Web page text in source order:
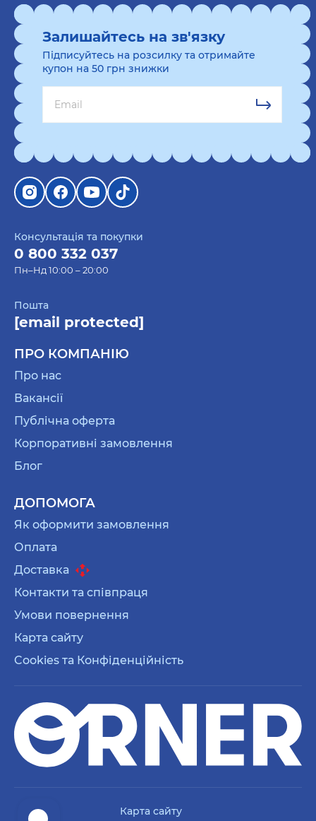
Консультація та покупки
0 800 332 037
Пн–Нд 10:00 – 20:00
Пошта
[email protected]
ПРО КОМПАНІЮ
Про нас
Вакансії
Публічна оферта
Корпоративні замовлення
Блог
ДОПОМОГА
Як оформити замовлення
Оплата
Доставка
Контакти та співпраця
Умови повернення
Карта сайту
Cookies та Конфіденційність
Залишайтесь на зв'язку
Підписуйтесь на розсилку та отримайте
купон на 50 грн знижки
Карта сайту